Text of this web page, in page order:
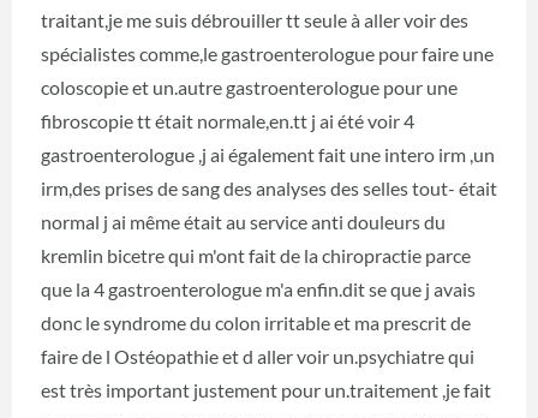
traitant,je me suis débrouiller tt seule à aller voir des
spécialistes comme,le gastroenterologue pour faire une
coloscopie et un.autre gastroenterologue pour une
fibroscopie tt était normale,en.tt j ai été voir 4
gastroenterologue ,j ai également fait une intero irm ,un
irm,des prises de sang des analyses des selles tout- était
normal j ai même était au service anti douleurs du
kremlin bicetre qui m'ont fait de la chiropractie parce
que la 4 gastroenterologue m'a enfin.dit se que j avais
donc le syndrome du colon irritable et ma prescrit de
faire de l Ostéopathie et d aller voir un.psychiatre qui
est très important justement pour un.traitement ,je fait